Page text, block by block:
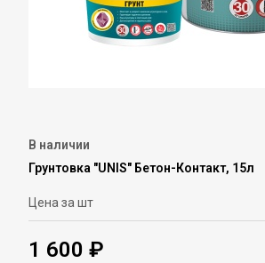
В наличии
Грунтовка "UNIS" Бетон-Контакт, 15л
Цена за шт
1 600 ₽